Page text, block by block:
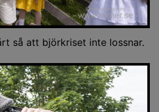
så att björkriset inte lossnar.